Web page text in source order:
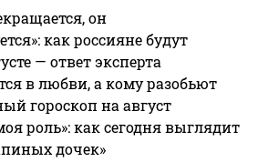
он
как россияне будут
— ответ эксперта
в любви, а кому разобьют
гороскоп на август
роль»: как сегодня выглядит
дочек»